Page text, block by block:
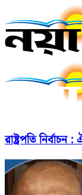
রাষ্ট্রপতি